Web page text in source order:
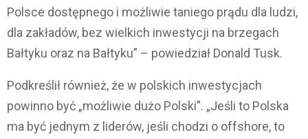
Polsce dostępnego i możliwie taniego prądu dla ludzi,
dla zakładów, bez wielkich inwestycji na brzegach
Bałtyku oraz na Bałtyku” – powiedział Donald Tusk.
Podkreślił również, że w polskich inwestycjach
powinno być „możliwie dużo Polski”. „Jeśli to Polska
ma być jednym z liderów, jeśli chodzi o offshore, to